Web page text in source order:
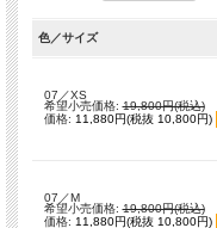
色／サイズ
07／XS
希望小売価格:19,800円(税込)
価格: 11,880円(税抜 10,800円)
07／M
希望小売価格:19,800円(税込)
価格: 11,880円(税抜 10,800円)